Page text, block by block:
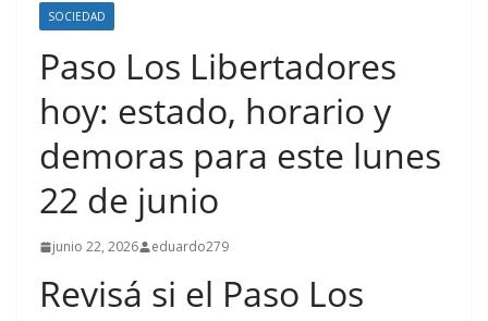
SOCIEDAD
Paso Los Libertadores
hoy: estado, horario y
demoras para este lunes
22 de junio
junio 22, 2026 eduardo279
Revisá si el Paso Los